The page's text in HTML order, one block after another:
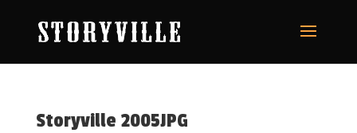
Storyville 2005JPG